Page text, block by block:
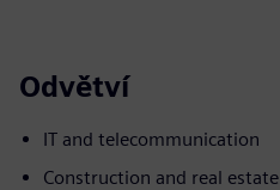
Odvětví
IT and telecommunication
Construction and real estate